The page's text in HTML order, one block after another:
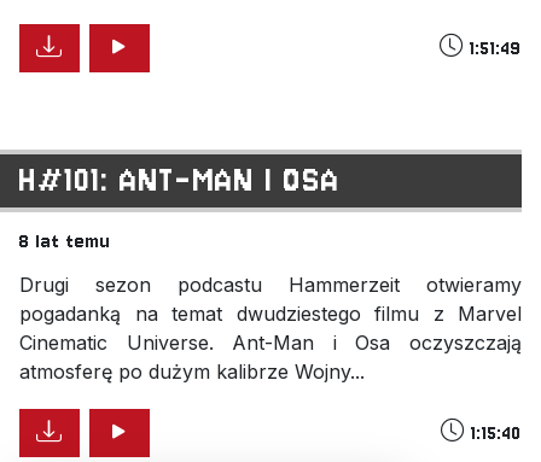
1:51:49
H#101: ANT-MAN I OSA
8 lat temu
Drugi sezon podcastu Hammerzeit otwieramy
pogadanką na temat dwudziestego filmu z Marvel
Cinematic Universe. Ant-Man i Osa oczyszczają
atmosferę po dużym kalibrze Wojny...
1:15:40